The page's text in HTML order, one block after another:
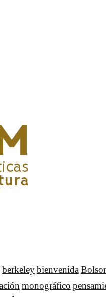
berkeleybienvenida
monográfico